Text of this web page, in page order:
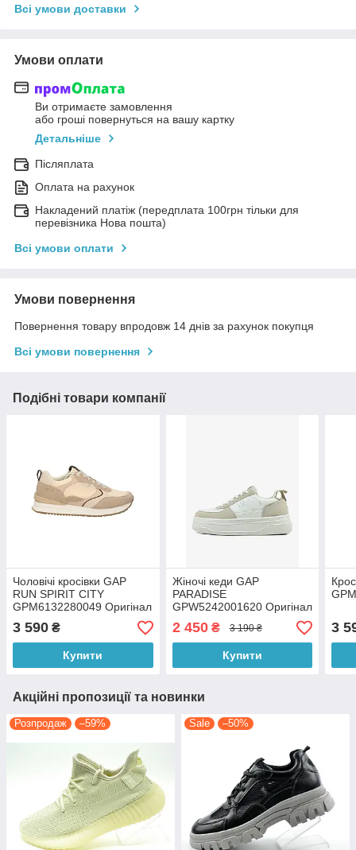
Всі умови доставки
Умови оплати
Ви отримаєте замовлення
або гроші повернуться на вашу картку
Детальніше
Післяплата
Оплата на рахунок
Накладений платіж (передплата 100грн тільки для
перевізника Нова пошта)
Всі умови оплати
Умови повернення
Повернення товару впродовж 14 днів за рахунок покупця
Всі умови повернення
Подібні товари компанії
Чоловічі кросівки GAP
RUN SPIRIT CITY
GPM6132280049 Оригінал
3 590 ₴
Купити
Жіночі кеди GAP
PARADISE
GPW5242001620 Оригінал
2 450₴ 3 190 ₴
Купити
3
Акційні пропозиції та новинки
Розпродаж –59% Sale –50%